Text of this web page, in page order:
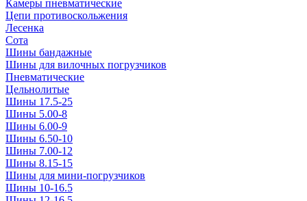
Камеры пневматические
Цепи противоскольжения
Лесенка
Сота
Шины бандажные
Шины для вилочных погрузчиков
Пневматические
Цельнолитые
Шины 17.5-25
Шины 5.00-8
Шины 6.00-9
Шины 6.50-10
Шины 7.00-12
Шины 8.15-15
Шины для мини-погрузчиков
Шины 10-16.5